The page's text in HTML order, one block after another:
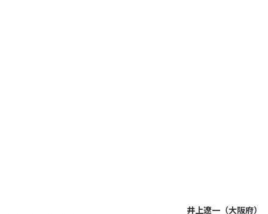
井上遼一（大阪府）